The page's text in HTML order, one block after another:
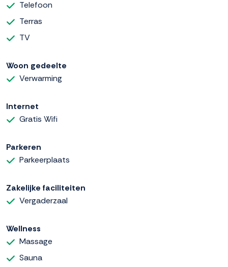
Telefoon
Terras
TV
Woon gedeelte
Verwarming
Internet
Gratis Wifi
Parkeren
Parkeerplaats
Zakelijke faciliteiten
Vergaderzaal
Wellness
Massage
Sauna